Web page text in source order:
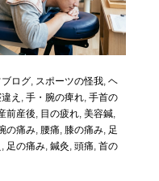
ログ, スポーツの怪我, ヘ
え , 手・腕の痺れ, 手首の
前産後, 目の疲れ, 美容鍼,
の痛み, 腰痛, 膝の痛み, 足
, 足の痛み, 鍼灸, 頭痛, 首の